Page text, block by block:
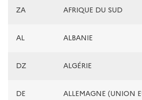
ZA AFRIQUE DU SUD
AL ALBANIE
DZ ALGÉRIE
DE ALLEMAGNE (UNION